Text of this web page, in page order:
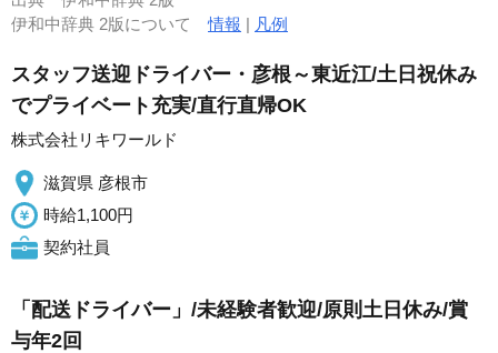
伊和中辞典 2版について情報 | 凡例
スタッフ送迎ドライバー・彦根～東近江/土日祝休み
でプライベート充実/直行直帰OK
株式会社リキワールド
滋賀県 彦根市
時給1,100円
契約社員
「配送ドライバー」/未経験者歓迎/原則土日休み/賞
与年2回